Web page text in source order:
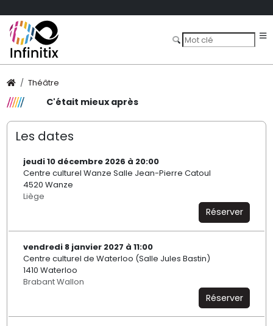
Théâtre
C'était mieux après
Les dates
jeudi 10 décembre 2026 à 20:00
Centre culturel Wanze Salle Jean-Pierre Catoul
4520 Wanze
Liège
Réserver
vendredi 8 janvier 2027 à 11:00
Centre culturel de Waterloo (Salle Jules Bastin)
1410 Waterloo
Brabant Wallon
Réserver